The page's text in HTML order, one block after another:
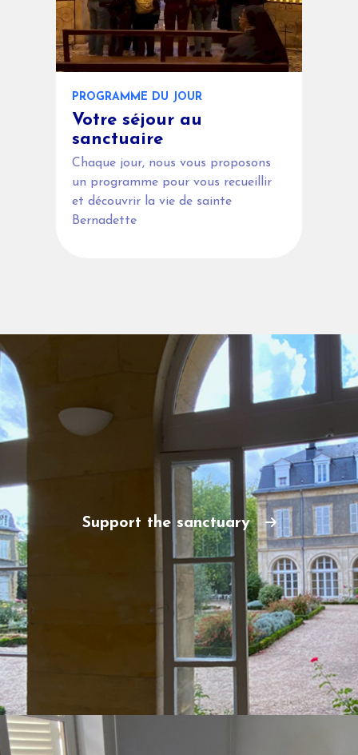
PROGRAMME DU JOUR
Votre séjour au
sanctuaire
Chaque jour, nous vous proposons
un programme pour vous recueillir
et découvrir la vie de sainte
Bernadette
Support the sanctuary